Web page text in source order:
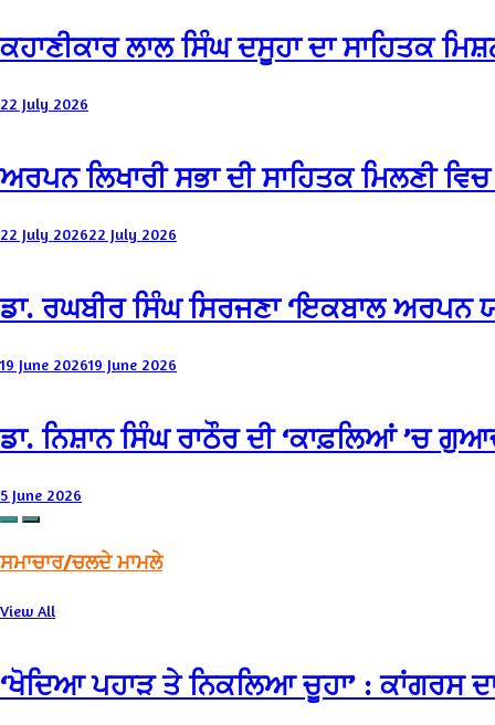
ਕਹਾਣੀਕਾਰ ਲਾਲ ਸਿੰਘ ਦਸੂਹਾ ਦਾ ਸਾਹਿਤਕ
22 July 2026
ਅਰਪਨ ਲਿਖਾਰੀ ਸਭਾ ਦੀ ਸਾਹਿਤਕ ਮਿਲਣੀ
22 July 202622 July 2026
ਡਾ. ਰਘਬੀਰ ਸਿੰਘ ਸਿਰਜਣਾ ‘ਇਕਬਾਲ ਅਰਪਨ
19 June 202619 June 2026
ਡਾ. ਨਿਸ਼ਾਨ ਸਿੰਘ ਰਾਠੌਰ ਦੀ ‘ਕਾਫ਼ਲਿਆਂ ’ਚ
5 June 2026
ਸਮਾਚਾਰ/ਚਲਦੇ ਮਾਮਲੇ
View All
‘ਖੋਦਿਆ ਪਹਾੜ ਤੇ ਨਿਕਲਿਆ ਚੂਹਾ’ : ਕਾਂਗਰਸ